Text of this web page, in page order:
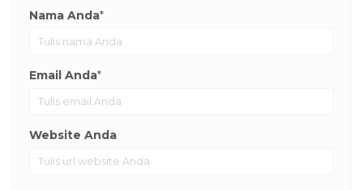
Nama Anda*
Email Anda*
Website Anda